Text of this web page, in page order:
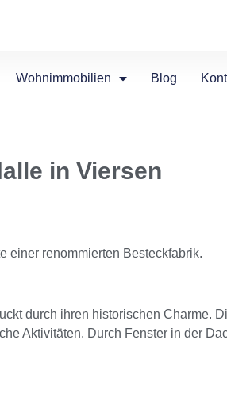
Wohnimmobilien Blog
in Viersen
einer renommierten Besteckfabrik.
durch ihren historischen Charme.
Aktivitäten. Durch Fenster in der